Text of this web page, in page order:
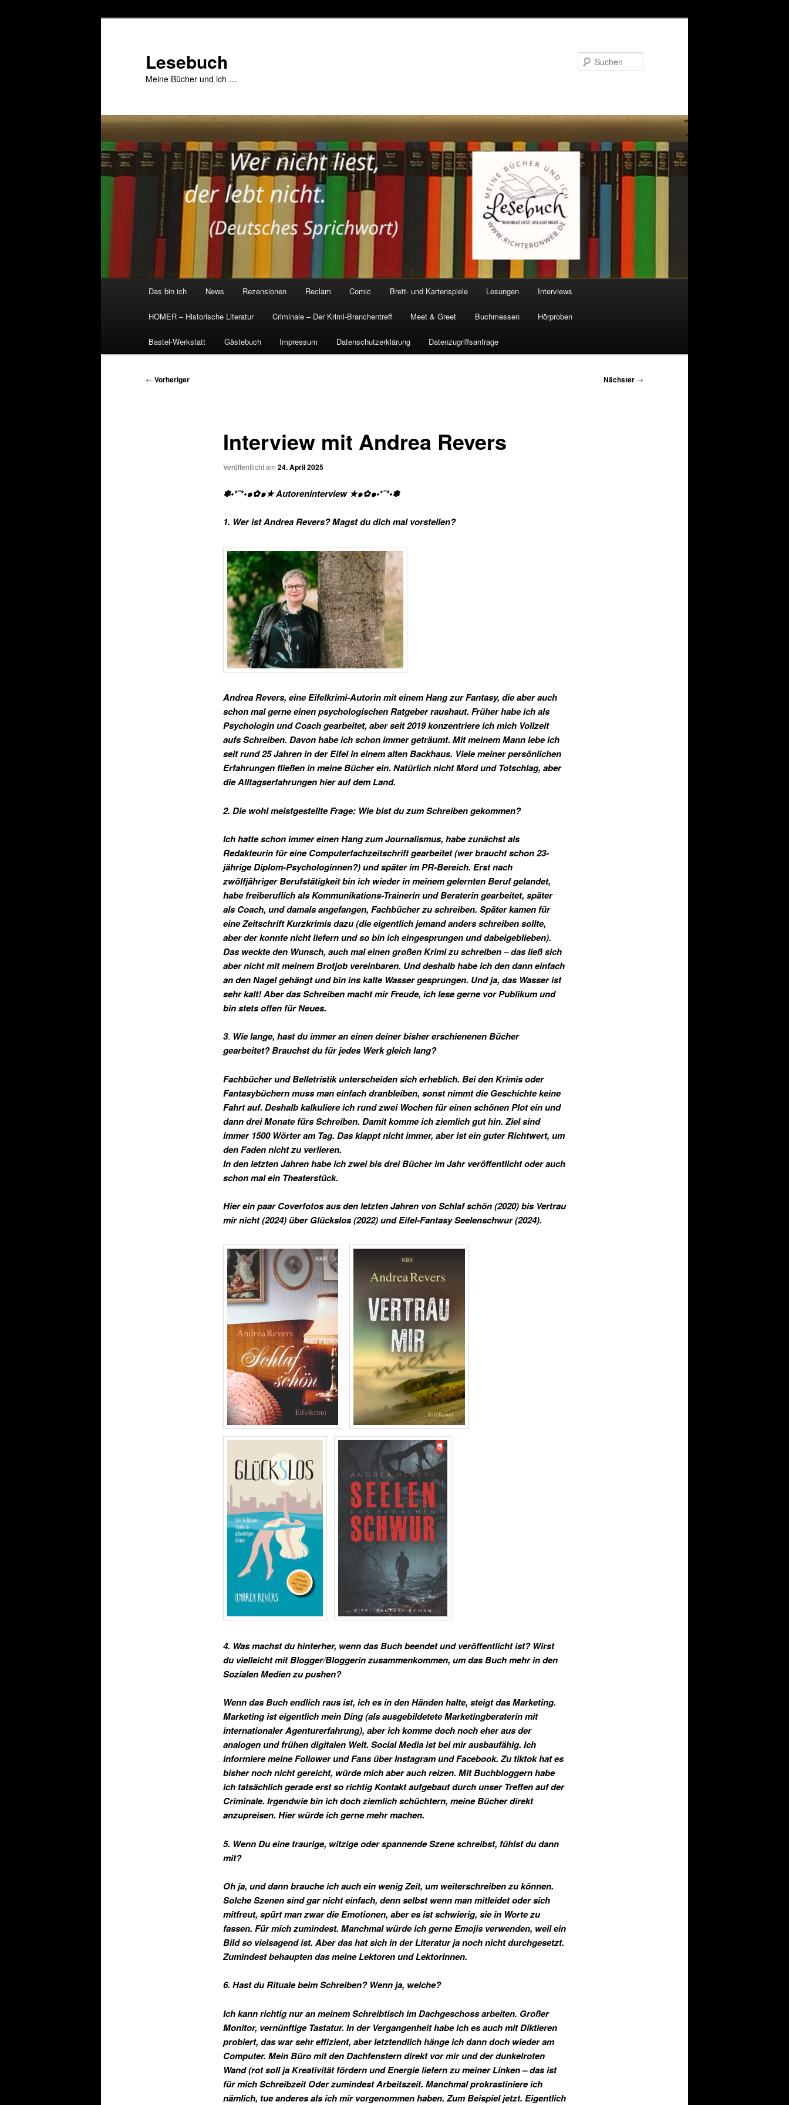
Lesebuch
Meine Bücher und ich …
Das bin ich News Rezensionen Reclam Comic Brett- und Kartenspiele Lesungen Interviews
HOMER – Historische Literatur Criminale – Der Krimi-Branchentreff Meet & Greet Buchmessen Hörproben
Bastel-Werkstatt Gästebuch Impressum Datenschutzerklärung Datenzugriffsanfrage
Beitragsnavigation
← Vorheriger Nächster →
Interview mit Andrea Revers
Veröffentlicht am 24. April 2025
✽•*¨*•๑✿๑★Autoreninterview ★๑✿๑•*¨*•✽
1. Wer ist Andrea Revers? Magst du dich mal vorstellen?
Andrea Revers, eine Eifelkrimi-Autorin mit einem Hang zur Fantasy, die aber auch
schon mal gerne einen psychologischen Ratgeber raushaut. Früher habe ich als
Psychologin und Coach gearbeitet, aber seit 2019 konzentriere ich mich Vollzeit
aufs Schreiben. Davon habe ich schon immer geträumt. Mit meinem Mann lebe ich
seit rund 25 Jahren in der Eifel in einem alten Backhaus. Viele meiner persönlichen
Erfahrungen fließen in meine Bücher ein. Natürlich nicht Mord und Totschlag, aber
die Alltagserfahrungen hier auf dem Land.
2. Die wohl meistgestellte Frage: Wie bist du zum Schreiben gekommen?
Ich hatte schon immer einen Hang zum Journalismus, habe zunächst als
Redakteurin für eine Computerfachzeitschrift gearbeitet (wer braucht schon 23-
jährige Diplom-Psychologinnen?) und später im PR-Bereich. Erst nach
zwölfjähriger Berufstätigkeit bin ich wieder in meinem gelernten Beruf gelandet,
habe freiberuflich als Kommunikations-Trainerin und Beraterin gearbeitet, später
als Coach, und damals angefangen, Fachbücher zu schreiben. Später kamen für
eine Zeitschrift Kurzkrimis dazu (die eigentlich jemand anders schreiben sollte,
aber der konnte nicht liefern und so bin ich eingesprungen und dabeigeblieben).
Das weckte den Wunsch, auch mal einen großen Krimi zu schreiben – das ließ sich
aber nicht mit meinem Brotjob vereinbaren. Und deshalb habe ich den dann einfach
an den Nagel gehängt und bin ins kalte Wasser gesprungen. Und ja, das Wasser ist
sehr kalt! Aber das Schreiben macht mir Freude, ich lese gerne vor Publikum und
bin stets offen für Neues.
3. Wie lange, hast du immer an einen deiner bisher erschienenen Bücher
gearbeitet? Brauchst du für jedes Werk gleich lang?
Fachbücher und Belletristik unterscheiden sich erheblich. Bei den Krimis oder
Fantasybüchern muss man einfach dranbleiben, sonst nimmt die Geschichte keine
Fahrt auf. Deshalb kalkuliere ich rund zwei Wochen für einen schönen Plot ein und
dann drei Monate fürs Schreiben. Damit komme ich ziemlich gut hin. Ziel sind
immer 1500 Wörter am Tag. Das klappt nicht immer, aber ist ein guter Richtwert, um
den Faden nicht zu verlieren.
In den letzten Jahren habe ich zwei bis drei Bücher im Jahr veröffentlicht oder auch
schon mal ein Theaterstück.
Hier ein paar Coverfotos aus den letzten Jahren von Schlaf schön (2020) bis Vertrau
mir nicht (2024) über Glückslos (2022) und Eifel-Fantasy Seelenschwur (2024).
4. Was machst du hinterher, wenn das Buch beendet und veröffentlicht ist? Wirst
du vielleicht mit Blogger/Bloggerin zusammenkommen, um das Buch mehr in den
Sozialen Medien zu pushen?
Wenn das Buch endlich raus ist, ich es in den Händen halte, steigt das Marketing.
Marketing ist eigentlich mein Ding (als ausgebildetete Marketingberaterin mit
internationaler Agenturerfahrung), aber ich komme doch noch eher aus der
analogen und frühen digitalen Welt. Social Media ist bei mir ausbaufähig. Ich
informiere meine Follower und Fans über Instagram und Facebook. Zu tiktok hat es
bisher noch nicht gereicht, würde mich aber auch reizen. Mit Buchbloggern habe
ich tatsächlich gerade erst so richtig Kontakt aufgebaut durch unser Treffen auf der
Criminale. Irgendwie bin ich doch ziemlich schüchtern, meine Bücher direkt
anzupreisen. Hier würde ich gerne mehr machen.
5. Wenn Du eine traurige, witzige oder spannende Szene schreibst, fühlst du dann
mit?
Oh ja, und dann brauche ich auch ein wenig Zeit, um weiterschreiben zu können.
Solche Szenen sind gar nicht einfach, denn selbst wenn man mitleidet oder sich
mitfreut, spürt man zwar die Emotionen, aber es ist schwierig, sie in Worte zu
fassen. Für mich zumindest. Manchmal würde ich gerne Emojis verwenden, weil ein
Bild so vielsagend ist. Aber das hat sich in der Literatur ja noch nicht durchgesetzt.
Zumindest behaupten das meine Lektoren und Lektorinnen.
6. Hast du Rituale beim Schreiben? Wenn ja, welche?
Ich kann richtig nur an meinem Schreibtisch im Dachgeschoss arbeiten. Großer
Monitor, vernünftige Tastatur. In der Vergangenheit habe ich es auch mit Diktieren
probiert, das war sehr effizient, aber letztendlich hänge ich dann doch wieder am
Computer. Mein Büro mit den Dachfenstern direkt vor mir und der dunkelroten
Wand (rot soll ja Kreativität fördern und Energie liefern zu meiner Linken – das ist
für mich Schreibzeit Oder zumindest Arbeitszeit. Manchmal prokrastiniere ich
nämlich, tue anderes als ich mir vorgenommen haben. Zum Beispiel jetzt. Eigentlich